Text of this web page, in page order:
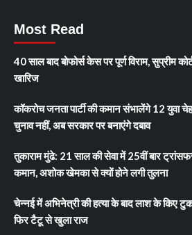
Most Read
40 साल बाद बोफोर्स केस पर पूर्ण विराम, सुप्रीम
खारिज
कॉकरोच जनता पार्टी की कमान संभालेंगे 12 युवा
चुनाव नहीं, अब सरकार पर बनाएंगे दबाव
तुकाराम मुंढे: 21 साल की सेवा में 25वीं बार
कमान, अशोक खेमका से क्यों होने लगी तुलना
चेन्नई में अभिनेत्री की हत्या के बाद लाश के किए
फिर टैटू से खुला राज